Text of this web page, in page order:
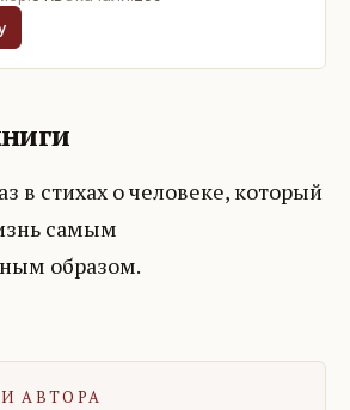
в стихах о человеке, который
самым
образом.
АВТОРА